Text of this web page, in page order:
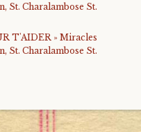
St. Charalambose St.
T'AIDER » Miracles
St. Charalambose St.